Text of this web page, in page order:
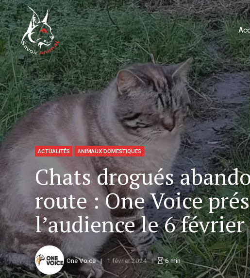
ACTUALITÉS ANIMAUX DOMESTIQUES
Chats drogués
route : One Voice
l’audience le 6
One Voice 1 février 2024 6min